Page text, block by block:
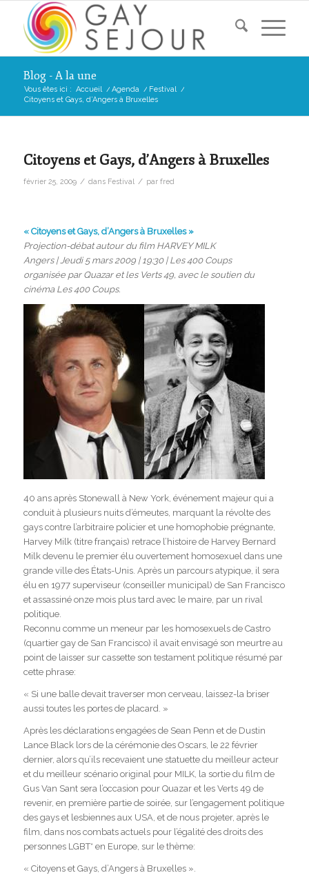
Blog - A la une
Vous êtes ici : Accueil / Agenda / Festival /
Citoyens et Gays, d’Angers à Bruxelles
Citoyens et Gays, d’Angers à Bruxelles
février 25, 2009 / dans Festival / par fred
« Citoyens et Gays, d’Angers à Bruxelles »
Projection-débat autour du film HARVEY MILK
Angers | Jeudi 5 mars 2009 | 19:30 | Les 400 Coups
organisée par Quazar et les Verts 49, avec le soutien du
cinéma Les 400 Coups.
40 ans après Stonewall à New York, événement majeur qui a
conduit à plusieurs nuits d’émeutes, marquant la révolte des
gays contre l’arbitraire policier et une homophobie prégnante,
Harvey Milk (titre français) retrace l’histoire de Harvey Bernard
Milk devenu le premier élu ouvertement homosexuel dans une
grande ville des États-Unis. Après un parcours atypique, il sera
élu en 1977 superviseur (conseiller municipal) de San Francisco
et assassiné onze mois plus tard avec le maire, par un rival
politique.
Reconnu comme un meneur par les homosexuels de Castro
(quartier gay de San Francisco) il avait envisagé son meurtre au
point de laisser sur cassette son testament politique résumé par
cette phrase:
« Si une balle devait traverser mon cerveau, laissez-la briser
aussi toutes les portes de placard. »
Après les déclarations engagées de Sean Penn et de Dustin
Lance Black lors de la cérémonie des Oscars, le 22 février
dernier, alors qu’ils recevaient une statuette du meilleur acteur
et du meilleur scénario original pour MILK, la sortie du film de
Gus Van Sant sera l’occasion pour Quazar et les Verts 49 de
revenir, en première partie de soirée, sur l’engagement politique
des gays et lesbiennes aux USA, et de nous projeter, après le
film, dans nos combats actuels pour l’égalité des droits des
personnes LGBT* en Europe, sur le thème:
« Citoyens et Gays, d’Angers à Bruxelles ».